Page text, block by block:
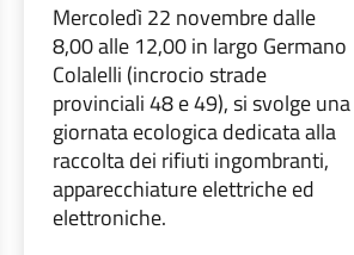
Mercoledì 22 novembre dalle
8,00 alle 12,00 in largo Germano
Colalelli (incrocio strade
provinciali 48 e 49), si svolge una
giornata ecologica dedicata alla
raccolta dei rifiuti ingombranti,
apparecchiature elettriche ed
elettroniche.